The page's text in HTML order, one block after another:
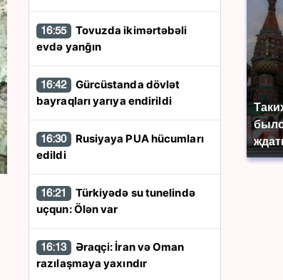
было
16:55
evdə yanğın
16:42
bayraqları yarıya endirildi
16:30
edildi
16:21
uçqun: Ölən var
16:13
razılaşmaya yaxındır